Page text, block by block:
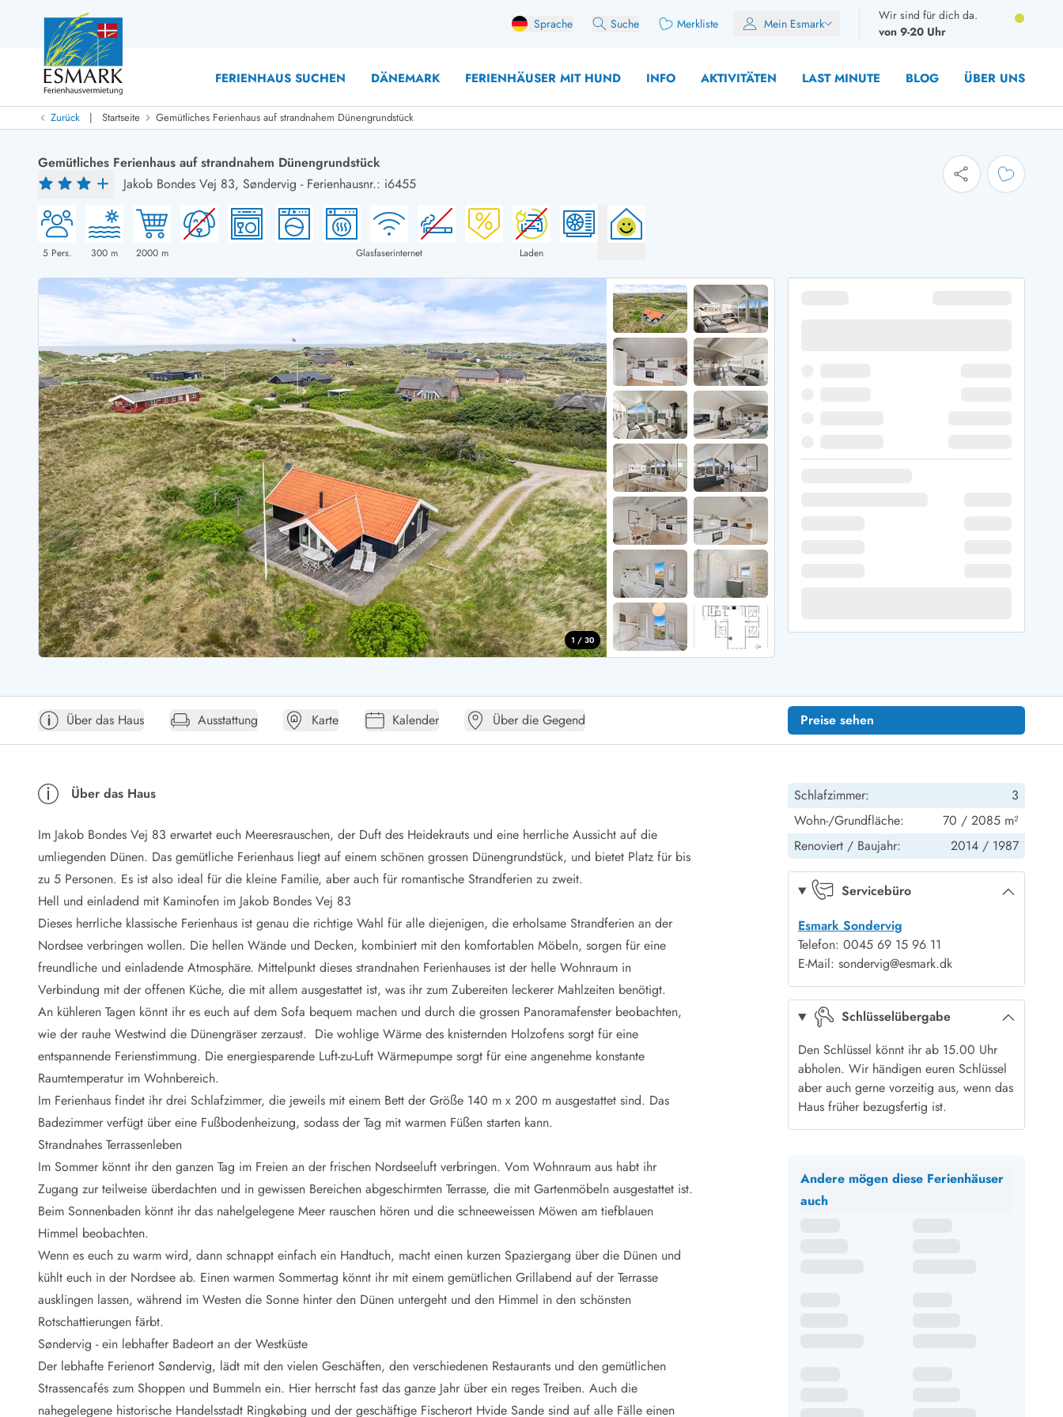
Sprache Suche Merkliste Mein Esmark
Wir sind für dich da.
von 9-20 Uhr
FERIENHAUS SUCHEN DÄNEMARK FERIENHÄUSER MIT HUND INFO AKTIVITÄTEN LAST MINUTE BLOG ÜBER UNS
Last Minute
Last Minute
Neu bei uns!
Neue Ferienhäuser bei ESMARKFerienhäuser mit PoolFerienhäuser mit Hund
Neurenovierte Ferienhäuser
Ferienhäuser mit Endreinigung inklusive
Ferienhäuser dicht am Strand
Ferienhäuser neu gebaut
Ferienhäuser mit Sauna
Ferienhäuser mit Aussicht
Ferienhäuser mit Whirlpool
Ferienhäuser mit Freitagswechsel
Ferienhäuser mit Samstagswechsel
Ferienhäuser mit Sonntagswechsel
Ferienhäuser für Angler
Ferienhäuser mit Aktivitätsraum
Ferienhäuser mit Kaminofen
Ferienhäuser mit Kindern
Luxus Ferienhäuser
Ferienhäuser mit Nebensaionrabatt
Ferienhaus für 2 Personen
Ferienhaus für 4 Personen
Ferienhaus für 6 Personen
Ferienhaus für 8 Personen
Ferienhaus für 10 Personen
Ferienhaus für Gruppen
Ferienhäuser im Frühjahr
Ferienhäuser im Sommer
Ferienhäuser im Herbst
Ferienhäuser im Winter
Ferienhäuser über Weihnachten
Ferienhäuser über Silvester
Ferienhäuser BjerregardFerienhäuser BlavandFerienhäuser Hvide SandeFerienhäuser Sondervig
Ferienhäuser Argab
Ferienhäuser in Arrild
Ferienhäuser Bjerregard
Ferienhäuser Blavand
Ferienhäuser Bork Havn
Ferienhäuser Fjand
Ferienhäuser Fanö
Ferienhäuser Graerup Strand
Ferienhäuser Haurvig
Ferienhäuser Henne Strand
Ferienhäuser Ho
Ferienhäuser Houstrup
Ferienhäuser Houvig
Ferienhäuser auf Holmsland Klit
Ferienhäuser in Holmsland
Ferienhäuser Hvide Sande
Ferienhäuser Jegum
Ferienhäuser Klegod
Ferienhäuser Lodbjerg Hede
Ferienhäuser Nr. Lyngvig
Ferienhäuser in Nymindegab
Ferienhäuser Römö
Ferienhäuser am Ringköbing Fjord
Ferienhäuser Sondervig
Ferienhäuser Skodbjerge
Ferienhäuser in Thorsminde
Ferienhäuser Vederso Klit
Ferienhäuser Vejers Strand
Ferienhäuser Vester Husby
Öffnungszeiten
Anreise
Ferienhaus ABC
Häufige Fragen zur Buchung
Verleihservice
Reisescheckliste
Endreinigung
Gutschein
Frühbucher
Mietbedingungen
Reiseführer Dänemark
Tipps für Urlaub in Dänemark
Wetter in Dänemark
Saisonzeiten
Badesicherheit im Meer
Naturschutz
Webcam Dänemark
Ferienhauskatalog
Fotowettbewerb
Vorteile bei uns
Reisecurity
Esmark KidsVIP
Esmark VIP - Partnervorteile und Rabatte
Preisgarantie
Keine Kaution
Gästebewertungen
Gratis WLAN
We love people
Esmark VIP Partnervorteile
Esmark KidsVIP
Zurück | Startseite Gemütliches Ferienhaus auf strandnahem Dünengrundstück
Gemütliches Ferienhaus auf strandnahem Dünengrundstück
Jakob Bondes Vej 83, Søndervig - Ferienhausnr.: i6455
5Pers. 300 m 2000m Glasfaserinternet Laden
1 / 30
Über das Haus Ausstattung Karte Kalender Über die Gegend Preise sehen
Über das Haus
Im Jakob Bondes Vej 83 erwartet euch Meeresrauschen, der Duft des Heidekrauts und eine herrliche Aussicht auf die
umliegenden Dünen. Das gemütliche Ferienhaus liegt auf einem schönen grossen Dünengrundstück, und bietet Platz für bis
zu 5 Personen. Es ist also ideal für die kleine Familie, aber auch für romantische Strandferien zu zweit.
Hell und einladend mit Kaminofen im Jakob Bondes Vej 83
Dieses herrliche klassische Ferienhaus ist genau die richtige Wahl für alle diejenigen, die erholsame Strandferien an der
Nordsee verbringen wollen. Die hellen Wände und Decken, kombiniert mit den komfortablen Möbeln, sorgen für eine
freundliche und einladende Atmosphäre. Mittelpunkt dieses strandnahen Ferienhauses ist der helle Wohnraum in
Verbindung mit der offenen Küche, die mit allem ausgestattet ist, was ihr zum Zubereiten leckerer Mahlzeiten benötigt.
An kühleren Tagen könnt ihr es euch auf dem Sofa bequem machen und durch die grossen Panoramafenster beobachten,
wie der rauhe Westwind die Dünengräser zerzaust. Die wohlige Wärme des knisternden Holzofens sorgt für eine
entspannende Ferienstimmung. Die energiesparende Luft-zu-Luft Wärmepumpe sorgt für eine angenehme konstante
Raumtemperatur im Wohnbereich.
Im Ferienhaus findet ihr drei Schlafzimmer, die jeweils mit einem Bett der Größe 140 m x 200 m ausgestattet sind. Das
Badezimmer verfügt über eine Fußbodenheizung, sodass der Tag mit warmen Füßen starten kann.
Strandnahes Terrassenleben
Im Sommer könnt ihr den ganzen Tag im Freien an der frischen Nordseeluft verbringen. Vom Wohnraum aus habt ihr
Zugang zur teilweise überdachten und in gewissen Bereichen abgeschirmten Terrasse, die mit Gartenmöbeln ausgestattet ist.
Beim Sonnenbaden könnt ihr das nahelgelegene Meer rauschen hören und die schneeweissen Möwen am tiefblauen
Himmel beobachten.
Wenn es euch zu warm wird, dann schnappt einfach ein Handtuch, macht einen kurzen Spaziergang über die Dünen und
kühlt euch in der Nordsee ab. Einen warmen Sommertag könnt ihr mit einem gemütlichen Grillabend auf der Terrasse
ausklingen lassen, während im Westen die Sonne hinter den Dünen untergeht und den Himmel in den schönsten
Rotschattierungen färbt.
Søndervig - ein lebhafter Badeort an der Westküste
Der lebhafte Ferienort Søndervig, lädt mit den vielen Geschäften, den verschiedenen Restaurants und den gemütlichen
Strassencafés zum Shoppen und Bummeln ein. Hier herrscht fast das ganze Jahr über ein reges Treiben. Auch die
nahegelegene historische Handelsstadt Ringkøbing und der geschäftige Fischerort Hvide Sande sind auf alle Fälle einen
Schlafzimmer:
3
Wohn-/Grundfläche:
70 / 2085 m²
Renoviert / Baujahr: 2014 / 1987
Servicebüro
Esmark Sondervig
Telefon: 0045 69 15 96 11
E-Mail: sondervig@esmark.dk
Schlüsselübergabe
Den Schlüssel könnt ihr ab 15.00 Uhr
abholen. Wir händigen euren Schlüssel
aber auch gerne vorzeitig aus, wenn das
Haus früher bezugsfertig ist.
Andere mögen diese Ferienhäuser
auch